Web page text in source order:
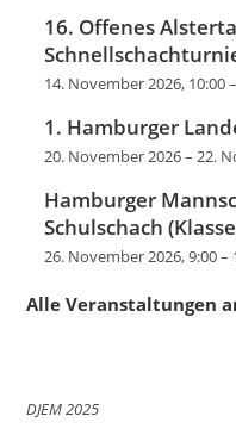
16. Offenes
14. November 2026, 10:00–
1. Hamburger
20. November 2026–22.
Hamburger
Schulschach
26. November 2026, 9:00–
Alle Veranstaltungen
DJEM 2025